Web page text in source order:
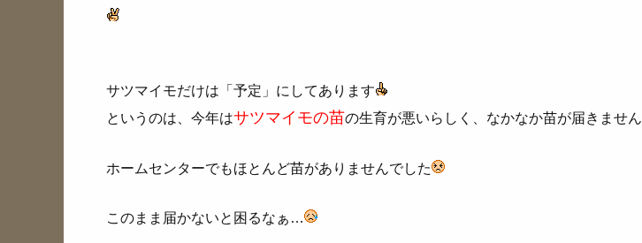
サツマイモだけは「予定」にしてあります
というのは、今年はサツマイモの苗の生育が悪いらしく、なかなか苗が届きません
ホームセンターでもほとんど苗がありませんでした
このまま届かないと困るなぁ…